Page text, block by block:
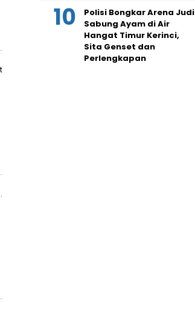
Polisi Bongkar Arena Judi
Sabung Ayam di Air
Hangat Timur Kerinci,
Sita Genset dan
Perlengkapan